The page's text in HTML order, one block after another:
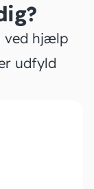
ved hjælp
udfyld